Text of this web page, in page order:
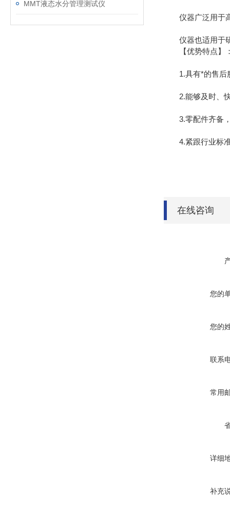
MMT液态水分管理测试仪
仪器广泛用于
仪器也适用于
【优势特点】
1.具有*的售后
2.能够及时、
3.零配件齐备
4.紧跟行业标
在线咨询
您的
您的
联系
常用
详细
补充